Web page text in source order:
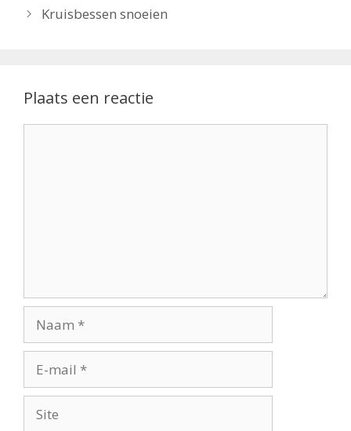
Kruisbessen snoeien
Plaats een reactie
mail